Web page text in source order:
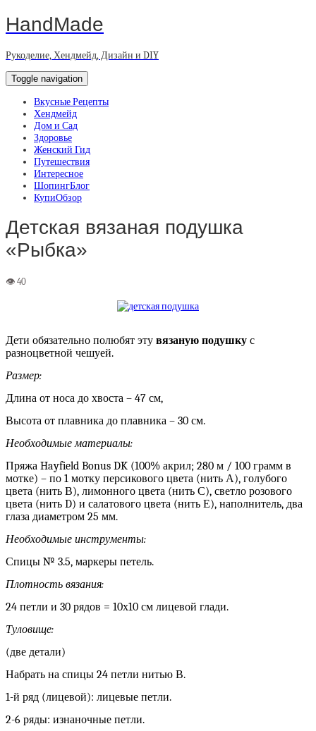
HandMade
Рукоделие, Хендмейд, Дизайн и DIY
Toggle navigation
Вкусные Рецепты
Хендмейд
Дом и Сад
Здоровье
Женский Гид
Путешествия
Интересное
ШопингБлог
КупиОбзор
Детская вязаная подушка
«Рыбка»
Дети обязательно полюбят эту вязаную подушку с
разноцветной чешуей.
Размер:
Длина от носа до хвоста – 47 см,
Высота от плавника до плавника – 30 см.
Необходимые материалы:
Пряжа Hayfield Bonus DK (100% акрил; 280 м / 100 грамм в
мотке) – по 1 мотку персикового цвета (нить А), голубого
цвета (нить В), лимонного цвета (нить С), светло розового
цвета (нить D) и салатового цвета (нить Е), наполнитель, два
глаза диаметром 25 мм.
Необходимые инструменты:
Спицы № 3.5, маркеры петель.
Плотность вязания:
24 петли и 30 рядов = 10х10 см лицевой глади.
Туловище:
(две детали)
Набрать на спицы 24 петли нитью В.
1-й ряд (лицевой): лицевые петли.
2-6 ряды: изнаночные петли.